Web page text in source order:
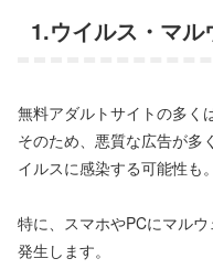
1.ウイルス・マ
無料アダルトサイトの多く
そのため、悪質な広告が多
イルスに感染する可能性も。
特に、スマホやPCにマル
発生します。